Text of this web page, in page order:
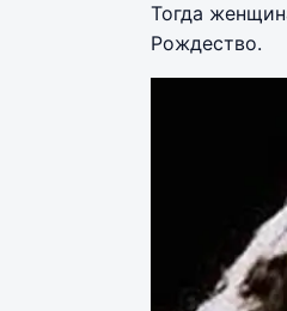
Тогда
Рождество.